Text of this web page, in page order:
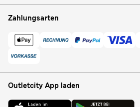
Zahlungsarten
Outletcity App laden